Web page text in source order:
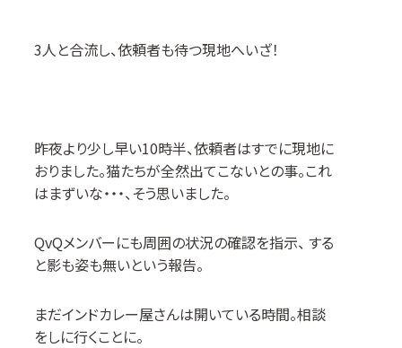
3人と合流し、依頼者も待つ現地へいざ！
昨夜より少し早い10時半、依頼者はすでに現地に
おりました。猫たちが全然出てこないとの事。これ
はまずいな・・・、そう思いました。
QvQメンバーにも周囲の状況の確認を指示、 する
と影も姿も無いという報告。
まだインドカレー屋さんは開いている時間。相談
をしに行くことに。